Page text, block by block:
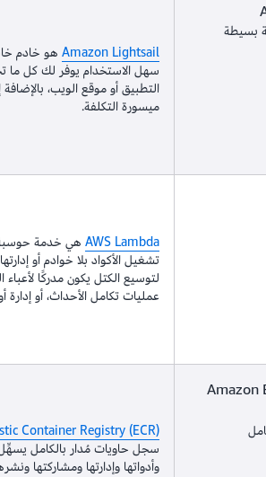
بسيطة
Amazon Lightsail
سهل الاستخدام يوفر لك كل ما
التطبيق أو موقع الويب،
ميسورة التكلفة.
AWS Lambdaهي خدمة حوسبة
تشغيل الأكواد بلا خوادم أو
لتوسيع الكتل يكون مدركًا لأعباء
عمليات تكامل الأحداث، أو
Amazon
Container Registry (ECR)
سجل حاويات مُدار بالكامل
وأدواتها وإدارتها ومشاركتها